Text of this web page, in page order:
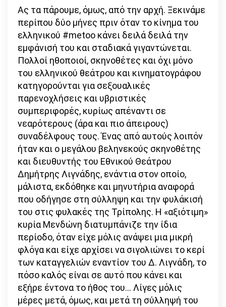
Ας τα πάρουμε, όμως, από την αρχή. Ξεκινάμε
περίπου δύο μήνες πριν όταν το κίνημα του
ελληνικού #metoo κάνει δειλά δειλά την
εμφάνισή του και σταδιακά γιγαντώνεται.
Πολλοί ηθοποιοί, σκηνοθέτες και όχι μόνο
του ελληνικού θεάτρου και κινηματογράφου
κατηγορούνται για σεξουαλικές
παρενοχλήσεις και υβριστικές
συμπεριφορές, κυρίως απέναντι σε
νεαρότερους (άρα και πιο άπειρους)
συναδέλφους τους. Ένας από αυτούς λοιπόν
ήταν και ο μεγάλου βεληνεκούς σκηνοθέτης
και διευθυντής του Εθνικού Θεάτρου
Δημήτρης Λιγνάδης, ενάντια στον οποίο,
μάλιστα, εκδόθηκε και μηνυτήρια αναφορά
που οδήγησε στη σύλληψη και την φυλάκισή
του στις φυλακές της Τρίπολης. Η «αξιότιμη»
κυρία Μενδώνη διατυμπάνιζε την ίδια
περίοδο, όταν είχε μόλις ανάψει μια μικρή
φλόγα και είχε αρχίσει να σιγολιώνει το κερί
των καταγγελιών εναντίον του Δ. Λιγνάδη, το
πόσο καλός είναι σε αυτό που κάνει και
εξήρε έντονα το ήθος του… Λίγες μόλις
μέρες μετά, όμως, και μετά τη σύλληψή του